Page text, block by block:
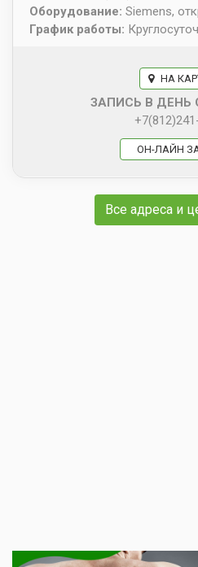
Оборудование: Siemens,
График работы:
НА
ЗАПИСЬ В ДЕНЬ
ОН-ЛАЙН
Все адреса и